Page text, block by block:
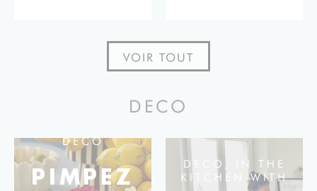
VOIR TOUT
DECO
DECO
PIMPEZ
DECO
IN THE
KITCHEN WITH